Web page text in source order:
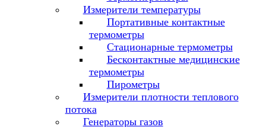
Измерители температуры
Портативные контактные
термометры
Стационарные термометры
Бесконтактные медицинские
термометры
Пирометры
Измерители плотности теплового
потока
Генераторы газов